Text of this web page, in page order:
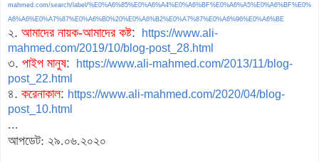
mahmed.com/search/label/%E0%A6%85%E0%A6%A4%E0%A6%BF%E0%A6%A5%E0%A6%BF%E0%
A6%A6%E0%A7%87%E0%A6%B0%20%E0%A6%B2%E0%A7%87%E0%A6%96%E0%A6%BE
২. আমাদের নায়ক-আমাদের কষ্ট:
https://www.ali-
mahmed.com/2019/10/blog-post_28.html
৩. পাইপ মানুষ:
https://www.ali-mahmed.com/2013/11/blog-
post_22.html
৪. করেনাকাল: https://www.ali-mahmed.com/2020/04/blog-
post_10.html
...
আপডেট: ২৯.০৬.২০২০